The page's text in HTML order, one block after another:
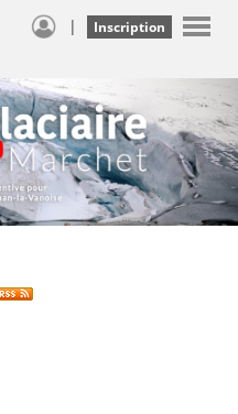
| Inscription